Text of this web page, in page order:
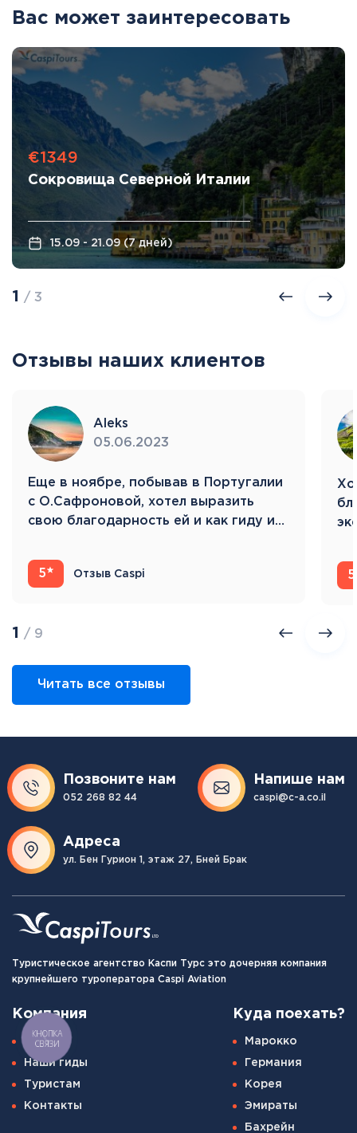
Вас может заинтересовать
€1349
Сокровища Северной Италии
15.09 - 21.09 (7 дней)
1 / 3
Отзывы наших клиентов
Aleks
05.06.2023
Eще в ноябре, побывав в Португалии
с О.Сафроновой, хотел выразить
свою благодарность ей и как гиду и…
5 Отзыв Caspi 5
1 / 9
Читать все отзывы
Позвоните нам
052 268 82 44
Напише нам
caspi@c-a.co.il
Адреса
ул. Бен Гурион 1, этаж 27, Бней Брак
Туристическое агентство Каспи Турс это дочерняя компания
крупнейшего туроператора Caspi Aviation
Компания
О нас
Наши гиды
Туристам
Контакты
Куда поехать?
Марокко
Германия
Корея
Эмираты
Бахрейн
КНОПКА
СВЯЗИ